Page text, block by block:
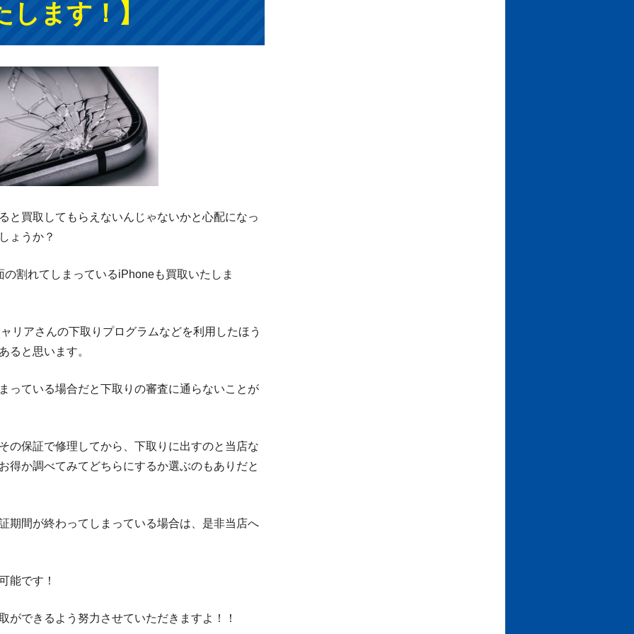
します！】
と買取してもらえないんじゃないかと心配になっ
ょうか？
割れてしまっているiPhoneも買取いたしま
リアさんの下取りプログラムなどを利用したほう
ると思います。
っている場合だと下取りの審査に通らないことが
の保証で修理してから、下取りに出すのと当店な
得か調べてみてどちらにするか選ぶのもありだと
期間が終わってしまっている場合は、是非当店へ
能です！
ができるよう努力させていただきますよ！！